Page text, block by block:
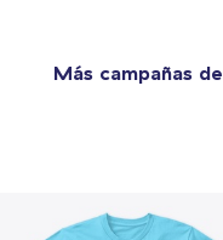
Más campañas de